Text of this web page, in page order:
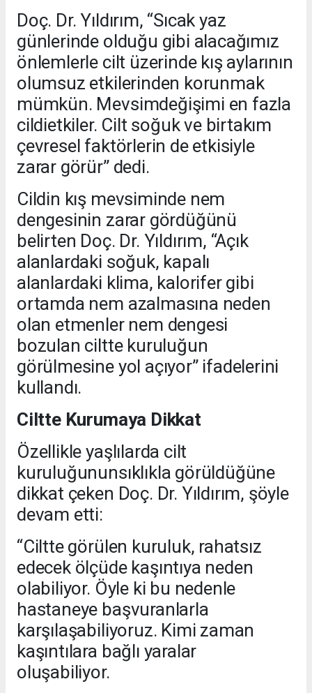
Doç. Dr. Yıldırım, “Sıcak yaz
günlerinde olduğu gibi alacağımız
önlemlerle cilt üzerinde kış aylarının
olumsuz etkilerinden korunmak
mümkün. Mevsimdeğişimi en fazla
cildietkiler. Cilt soğuk ve birtakım
çevresel faktörlerin de etkisiyle
zarar görür” dedi.
Cildin kış mevsiminde nem
dengesinin zarar gördüğünü
belirten Doç. Dr. Yıldırım, “Açık
alanlardaki soğuk, kapalı
alanlardaki klima, kalorifer gibi
ortamda nem azalmasına neden
olan etmenler nem dengesi
bozulan ciltte kuruluğun
görülmesine yol açıyor” ifadelerini
kullandı.
Ciltte Kurumaya Dikkat
Özellikle yaşlılarda cilt
kuruluğununsıklıkla görüldüğüne
dikkat çeken Doç. Dr. Yıldırım, şöyle
devam etti:
“Ciltte görülen kuruluk, rahatsız
edecek ölçüde kaşıntıya neden
olabiliyor. Öyle ki bu nedenle
hastaneye başvuranlarla
karşılaşabiliyoruz. Kimi zaman
kaşıntılara bağlı yaralar
oluşabiliyor.